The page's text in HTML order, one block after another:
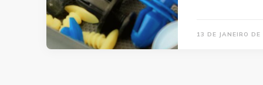
13 DE JANEIRO